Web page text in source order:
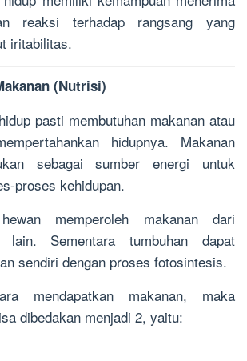
reaksi terhadap rangsang yang
iritabilitas.
(Nutrisi)
pasti membutuhan makanan atau
hidupnya. Makanan
sebagai sumber energi untuk
proses kehidupan.
memperoleh makanan dari
lain. Sementara tumbuhan dapat
sendiri dengan proses fotosintesis.
mendapatkan makanan, maka
dibedakan menjadi 2, yaitu: